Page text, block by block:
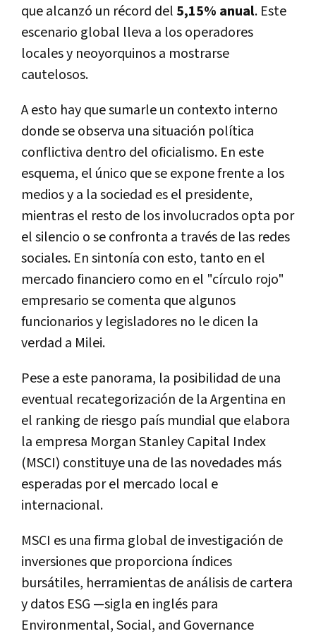
que alcanzó un récord del 5,15% anual. Este
escenario global lleva a los operadores
locales y neoyorquinos a mostrarse
cautelosos.
A esto hay que sumarle un contexto interno
donde se observa una situación política
conflictiva dentro del oficialismo. En este
esquema, el único que se expone frente a los
medios y a la sociedad es el presidente,
mientras el resto de los involucrados opta por
el silencio o se confronta a través de las redes
sociales. En sintonía con esto, tanto en el
mercado financiero como en el "círculo rojo"
empresario se comenta que algunos
funcionarios y legisladores no le dicen la
verdad a Milei.
Pese a este panorama, la posibilidad de una
eventual recategorización de la Argentina en
el ranking de riesgo país mundial que elabora
la empresa Morgan Stanley Capital Index
(MSCI) constituye una de las novedades más
esperadas por el mercado local e
internacional.
MSCI es una firma global de investigación de
inversiones que proporciona índices
bursátiles, herramientas de análisis de cartera
y datos ESG —sigla en inglés para
Environmental, Social, and Governance